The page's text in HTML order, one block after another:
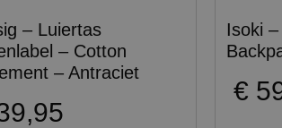
– Luiertas
– Cotton
– Antraciet
Isoki
€